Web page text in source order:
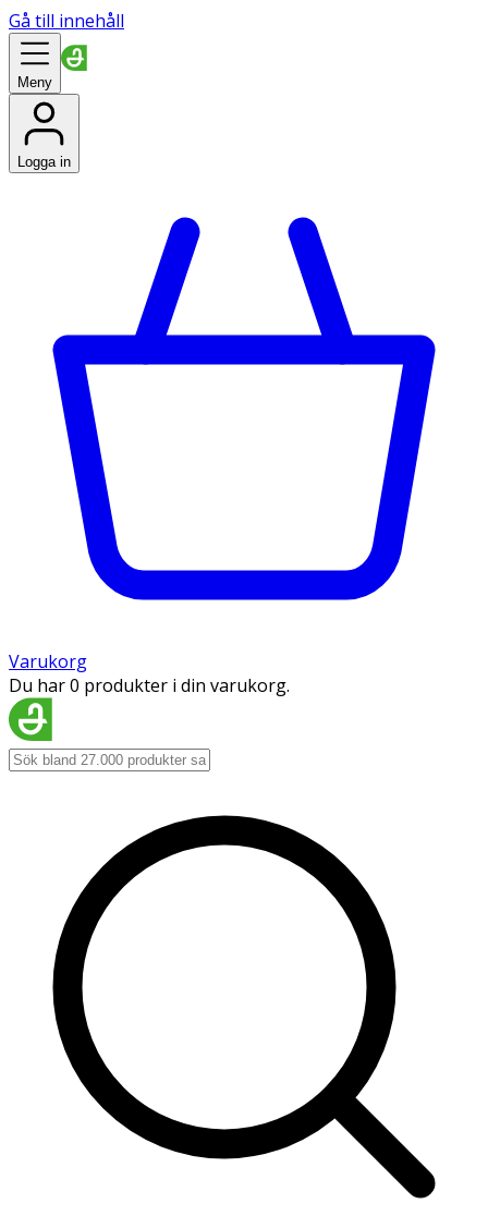
Gå till innehåll
Meny
Logga in
Varukorg
Du har 0 produkter i din varukorg.